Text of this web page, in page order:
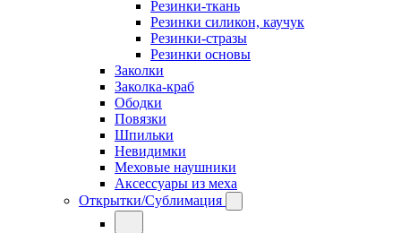
Резинки-ткань
Резинки силикон, каучук
Резинки-стразы
Резинки основы
Заколки
Заколка-краб
Ободки
Повязки
Шпильки
Невидимки
Меховые наушники
Аксессуары из меха
Открытки/Сублимация